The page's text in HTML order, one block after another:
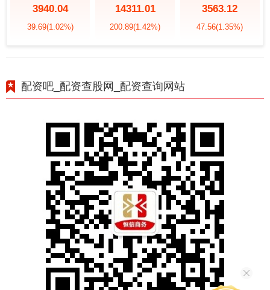
3940.04
39.69(1.02%)
14311.01
200.89(1.42%)
3563.12
47.56(1.35%)
配资吧_配资查股网_配资查询网站